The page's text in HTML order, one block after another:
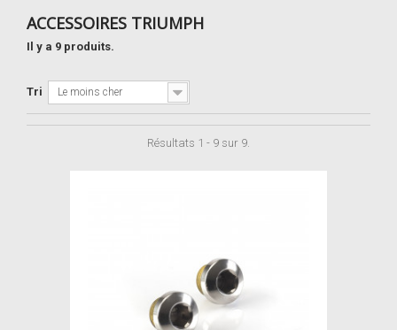
ACCESSOIRES TRIUMPH
Il y a 9 produits.
Tri Le moins cher
Résultats 1 - 9 sur 9.